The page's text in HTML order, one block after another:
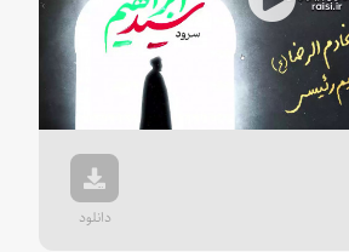
Play
Video
دانلود